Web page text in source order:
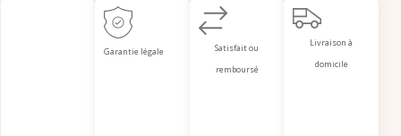
Garantie légale
Satisfait ou
remboursé
Livraison à
domicile